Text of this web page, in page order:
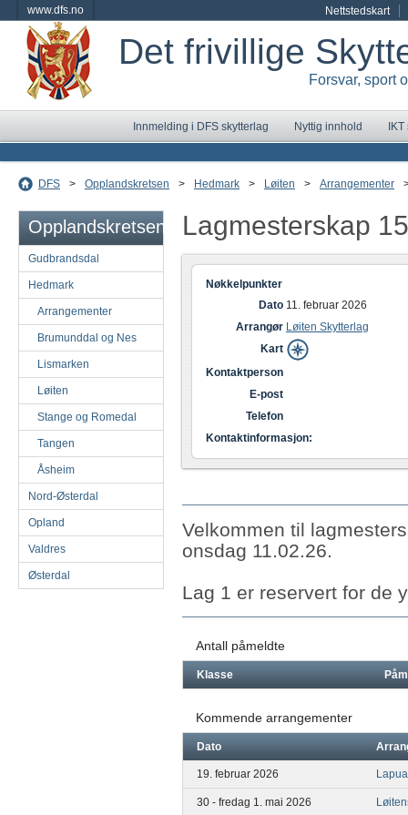
www.dfs.no Nettstedskart
Det frivillige
Forsvar, sport
Innmelding i DFS skytterlag Nyttig innhold
DFS > Opplandskretsen > Hedmark > Løiten > Arrangementer
Opplandskretsen
Gudbrandsdal
Hedmark
Arrangementer
Brumunddal og Nes
Lismarken
Løiten
Stange og Romedal
Tangen
Åsheim
Nord-Østerdal
Opland
Valdres
Østerdal
Lagmesterskap
Nøkkelpunkter
Dato 11. februar 2026
Arrangør Løiten Skytterlag
Kart
Kontaktperson
E-post
Telefon
Kontaktinformasjon:
Velkommen til
onsdag 11.02.26.
Lag 1 er reservert for de
Antall påmeldte
Klasse
Kommende arrangementer
Dato
19. februar 2026
30 - fredag 1. mai 2026